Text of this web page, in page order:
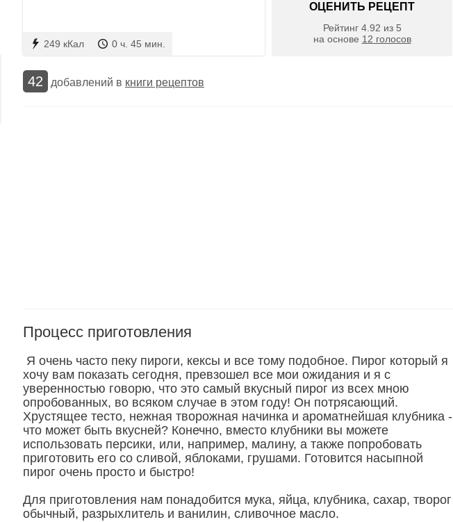
249 кКал 0 ч. 45 мин.
ОЦЕНИТЬ РЕЦЕПТ
Рейтинг 4.92 из 5
на основе 12 голосов
42 добавлений в книги рецептов
Процесс приготовления
Я очень часто пеку пироги, кексы и все тому подобное. Пирог который я
хочу вам показать сегодня, превзошел все мои ожидания и я с
уверенностью говорю, что это самый вкусный пирог из всех мною
опробованных, во всяком случае в этом году! Он потрясающий.
Хрустящее тесто, нежная творожная начинка и ароматнейшая клубника -
что может быть вкусней? Конечно, вместо клубники вы можете
использовать персики, или, например, малину, а также попробовать
приготовить его со сливой, яблоками, грушами. Готовится насыпной
пирог очень просто и быстро!
Для приготовления нам понадобится мука, яйца, клубника, сахар, творог
обычный, разрыхлитель и ванилин, сливочное масло.